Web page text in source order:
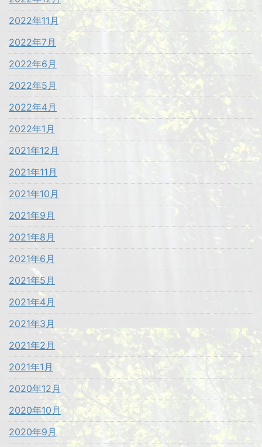
2022年11月
2022年7月
2022年6月
2022年5月
2022年4月
2022年1月
2021年12月
2021年11月
2021年10月
2021年9月
2021年8月
2021年6月
2021年5月
2021年4月
2021年3月
2021年2月
2021年1月
2020年12月
2020年10月
2020年9月